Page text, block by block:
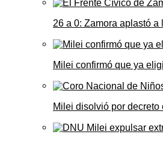
26 a 0: Zamora aplastó
Milei confirmó que ya
Milei disolvió por